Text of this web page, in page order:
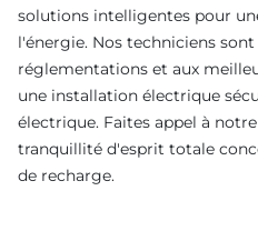
solutions intelligentes pour
l'énergie. Nos techniciens
réglementations et aux
une installation électrique
électrique. Faites appel à
tranquillité d'esprit totale
de recharge.